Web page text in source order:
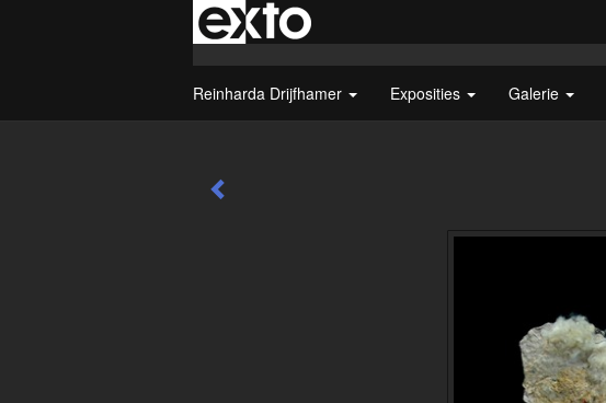
Reinharda Drijfhamer Exposities Galerie